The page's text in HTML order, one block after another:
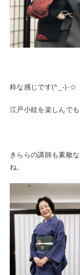
粋な感じです(^_-)-☆
江戸小紋を楽しんで
きららの講師も素敵
ね。